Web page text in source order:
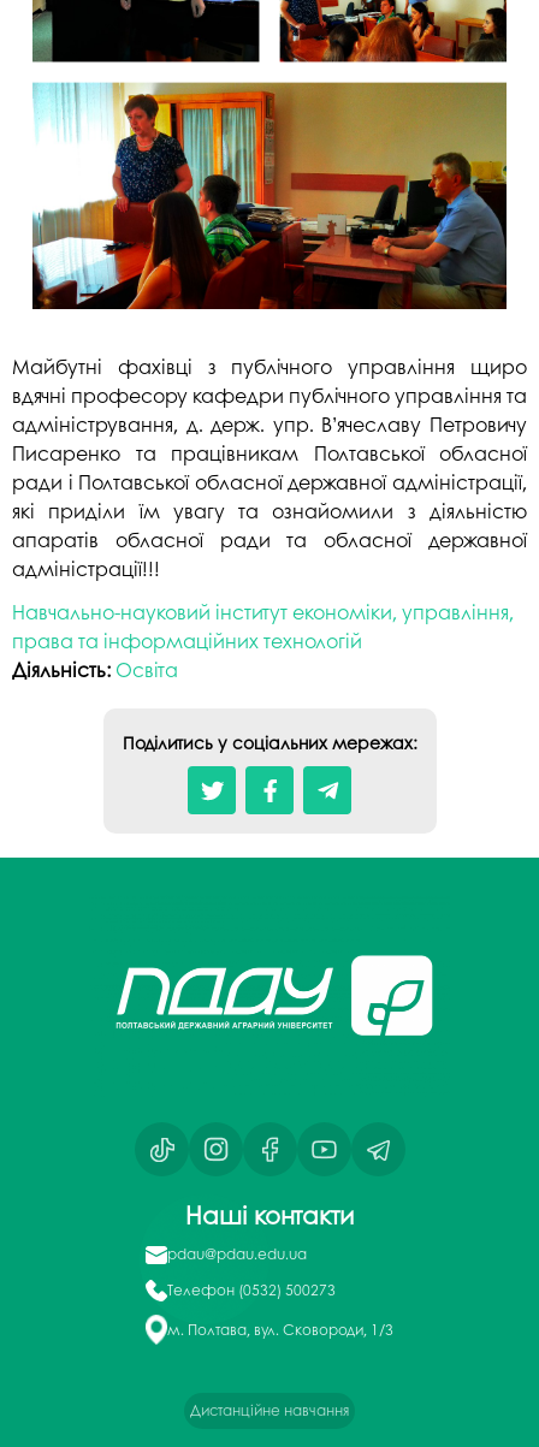
Майбутні фахівці з публічного управління щиро
вдячні професору кафедри публічного управління та
адміністрування, д. держ. упр. В’ячеславу Петровичу
Писаренко та працівникам Полтавської обласної
ради і Полтавської обласної державної адміністрації,
які приділи їм увагу та ознайомили з діяльністю
апаратів обласної ради та обласної державної
адміністрації!!!
Навчально-науковий інститут економіки, управління,
права та інформаційних технологій
Діяльність: Освіта
Поділитись у соціальних мережах:
Наші контакти
pdau@pdau.edu.ua
Телефон (0532) 500273
м. Полтава, вул. Сковороди, 1/3
Дистанційне навчання